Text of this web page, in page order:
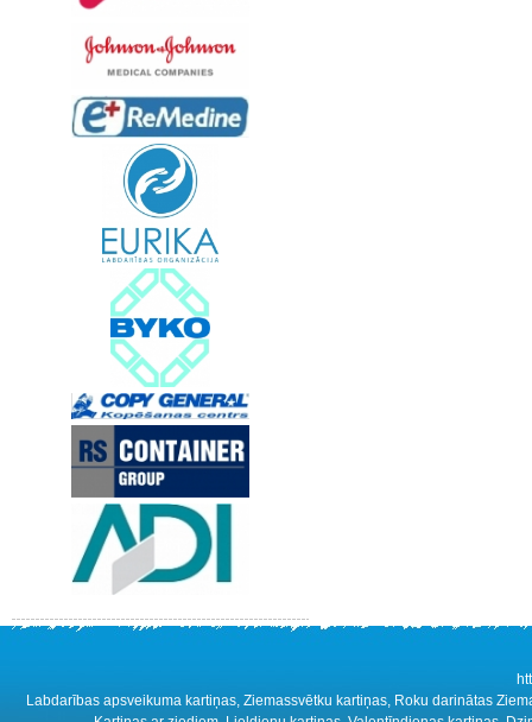
Labdarības apsveikuma kartiņas, Ziemassvētku kartiņas, Roku darinātas